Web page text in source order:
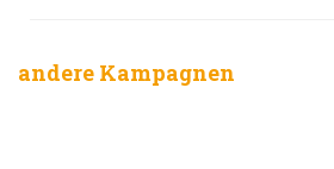
andere Kampagnen